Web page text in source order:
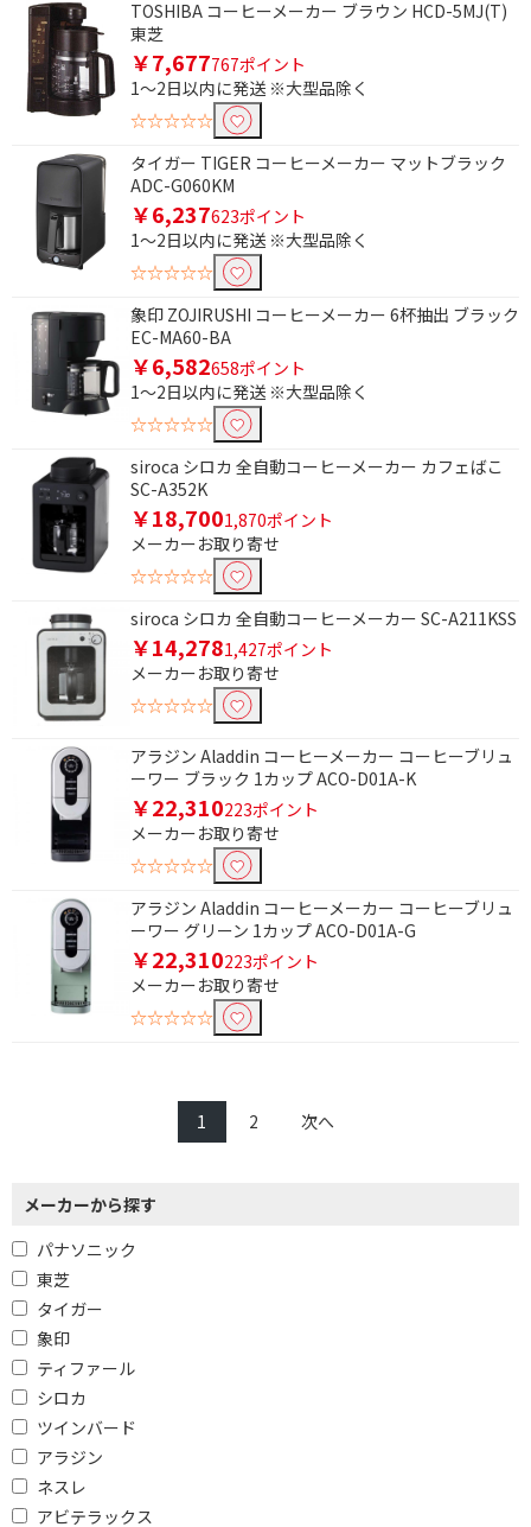
TOSHIBA コーヒーメーカー ブラウン HCD-5MJ(T)
東芝
￥7,677767ポイント
1～2日以内に発送 ※大型品除く
☆☆☆☆☆
タイガー TIGER コーヒーメーカー マットブラック
ADC-G060KM
￥6,237623ポイント
1～2日以内に発送 ※大型品除く
☆☆☆☆☆
象印 ZOJIRUSHI コーヒーメーカー 6杯抽出 ブラック
EC-MA60-BA
￥6,582658ポイント
1～2日以内に発送 ※大型品除く
☆☆☆☆☆
siroca シロカ 全自動コーヒーメーカー カフェばこ
SC-A352K
￥18,7001,870ポイント
メーカーお取り寄せ
☆☆☆☆☆
siroca シロカ 全自動コーヒーメーカー SC-A211KSS
￥14,2781,427ポイント
メーカーお取り寄せ
☆☆☆☆☆
アラジン Aladdin コーヒーメーカー コーヒーブリュ
ーワー ブラック 1カップ ACO-D01A-K
￥22,310223ポイント
メーカーお取り寄せ
☆☆☆☆☆
アラジン Aladdin コーヒーメーカー コーヒーブリュ
ーワー グリーン 1カップ ACO-D01A-G
￥22,310223ポイント
メーカーお取り寄せ
☆☆☆☆☆
1 2 次へ
メーカーから探す
パナソニック
東芝
タイガー
象印
ティファール
シロカ
ツインバード
アラジン
ネスレ
アビテラックス